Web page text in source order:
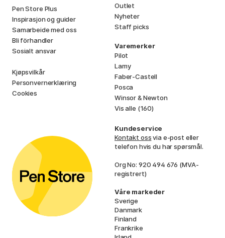
Pen Store Plus
Inspirasjon og guider
Samarbeide med oss
Bli förhandler
Sosialt ansvar
Kjøpsvilkår
Personvernerklæring
Cookies
Outlet
Nyheter
Staff picks
Varemerker
Pilot
Lamy
Faber-Castell
Posca
Winsor & Newton
Vis alle (160)
Kundeservice
Kontakt ossvia e-post eller
telefon hvis du har spørsmål.
Org No: 920 494 676 (MVA-
registrert)
Våre markeder
Sverige
Danmark
Finland
Frankrike